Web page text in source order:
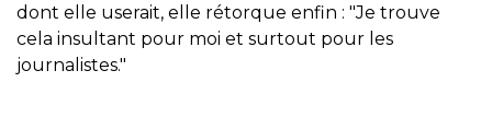
dont elle userait, elle rétorque enfin : "Je trouve
cela insultant pour moi et surtout pour les
journalistes."